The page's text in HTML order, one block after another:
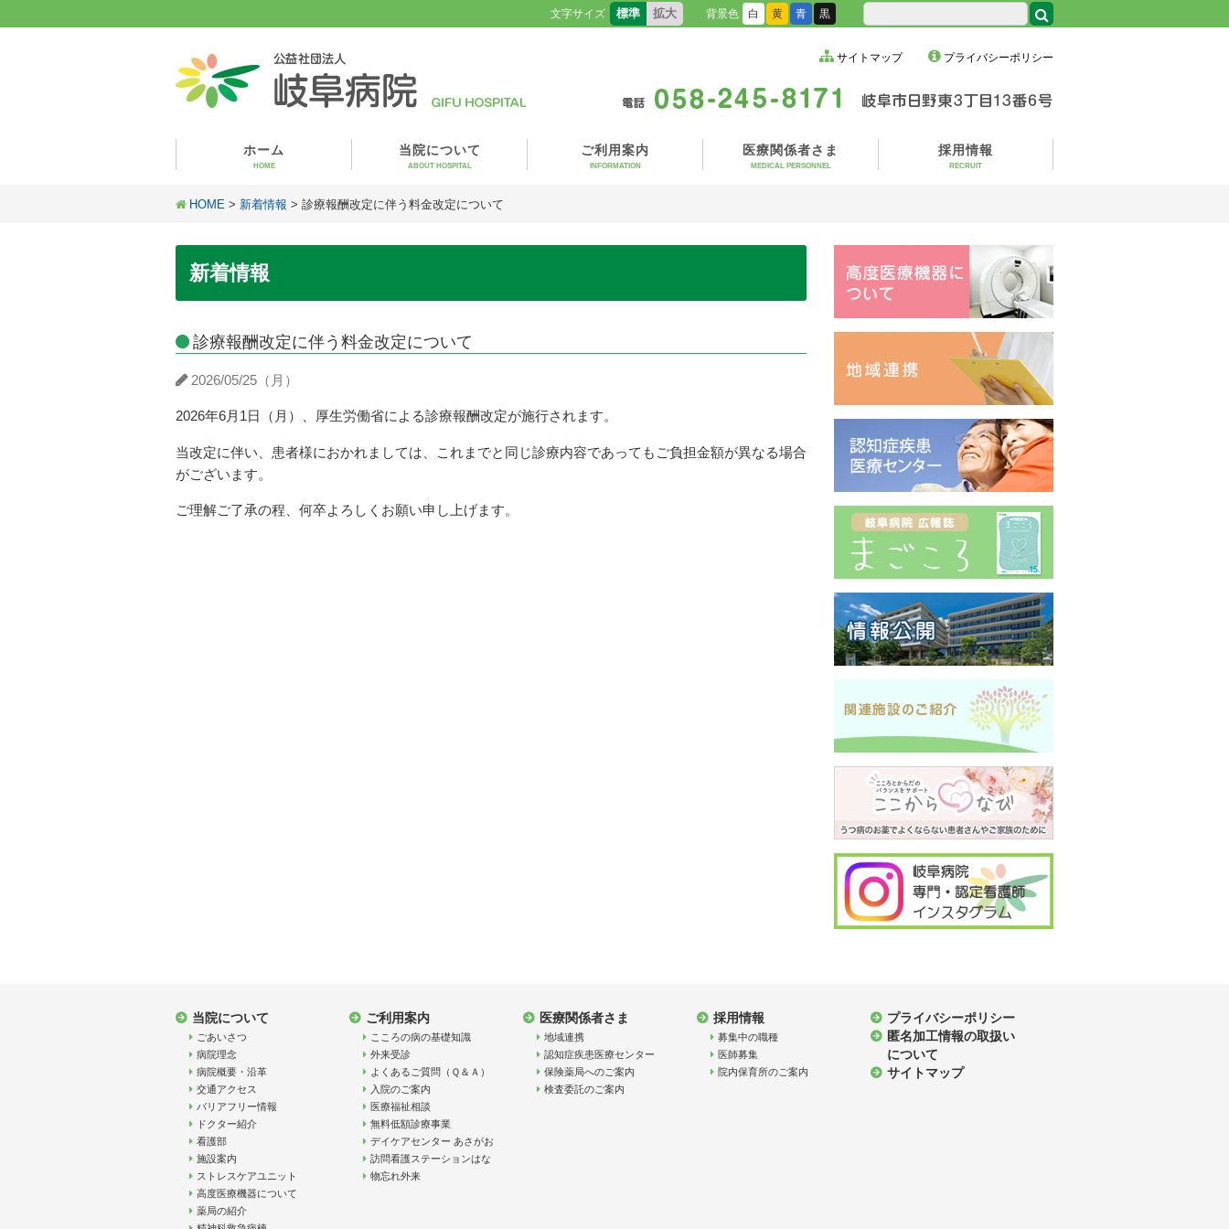
文字サイズ 標準 拡大 背景色 白 黄 青 黒
サイトマップ プライバシーポリシー
ホーム
HOME
当院について
ABOUT HOSPITAL
ご利用案内
INFORMATION
医療関係者さま
MEDICAL PERSONNEL
採用情報
RECRUIT
HOME> 新着情報 > 診療報酬改定に伴う料金改定について
新着情報
診療報酬改定に伴う料金改定について
2026/05/25（月）
2026年6月1日（月）、厚生労働省による診療報酬改定が施行されます。
当改定に伴い、患者様におかれましては、これまでと同じ診療内容であってもご負担金額が異なる場合
がございます。
ご理解ご了承の程、何卒よろしくお願い申し上げます。
当院について
ごあいさつ
病院理念
病院概要・沿革
交通アクセス
バリアフリー情報
ドクター紹介
看護部
施設案内
ストレスケアユニット
高度医療機器について
薬局の紹介
ご利用案内
こころの病の基礎知識
外来受診
よくあるご質問（Ｑ＆Ａ）
入院のご案内
医療福祉相談
無料低額診療事業
デイケアセンター あさがお
訪問看護ステーションはな
物忘れ外来
医療関係者さま
地域連携
認知症疾患医療センター
保険薬局へのご案内
検査委託のご案内
採用情報
募集中の職種
医師募集
院内保育所のご案内
プライバシーポリシー
匿名加工情報の取扱い
について
サイトマップ